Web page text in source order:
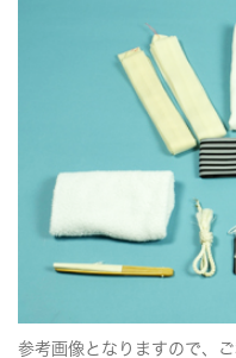
参考画像となりますので、